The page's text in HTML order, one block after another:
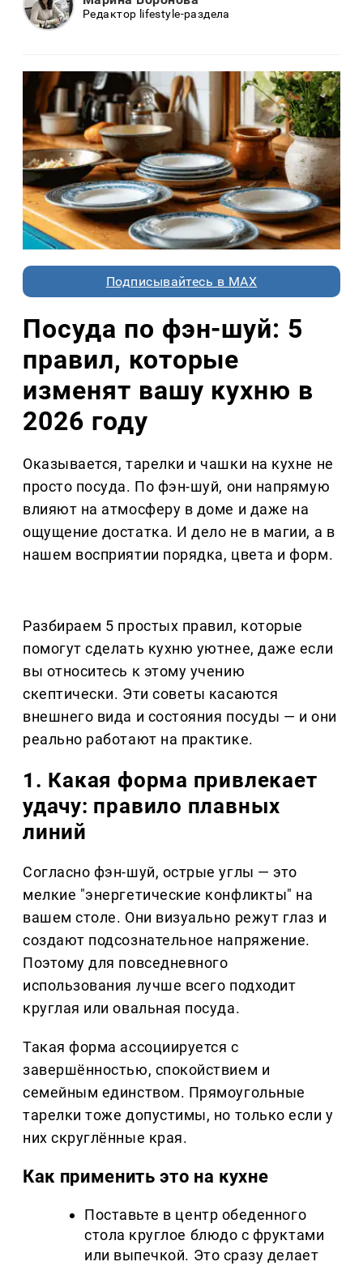
Редактор lifestyle-раздела
Подписывайтесь в MAX
Посуда по фэн-шуй: 5
правил, которые
изменят вашу кухню в
2026 году
Оказывается, тарелки и чашки на кухне не
просто посуда. По фэн-шуй, они напрямую
влияют на атмосферу в доме и даже на
ощущение достатка. И дело не в магии, а в
нашем восприятии порядка, цвета и форм.
Разбираем 5 простых правил, которые
помогут сделать кухню уютнее, даже если
вы относитесь к этому учению
скептически. Эти советы касаются
внешнего вида и состояния посуды — и они
реально работают на практике.
1. Какая форма привлекает
удачу: правило плавных
линий
Согласно фэн-шуй, острые углы — это
мелкие "энергетические конфликты" на
вашем столе. Они визуально режут глаз и
создают подсознательное напряжение.
Поэтому для повседневного
использования лучше всего подходит
круглая или овальная посуда.
Такая форма ассоциируется с
завершённостью, спокойствием и
семейным единством. Прямоугольные
тарелки тоже допустимы, но только если у
них скруглённые края.
Как применить это на кухне
Поставьте в центр обеденного
стола круглое блюдо с фруктами
или выпечкой. Это сразу делает